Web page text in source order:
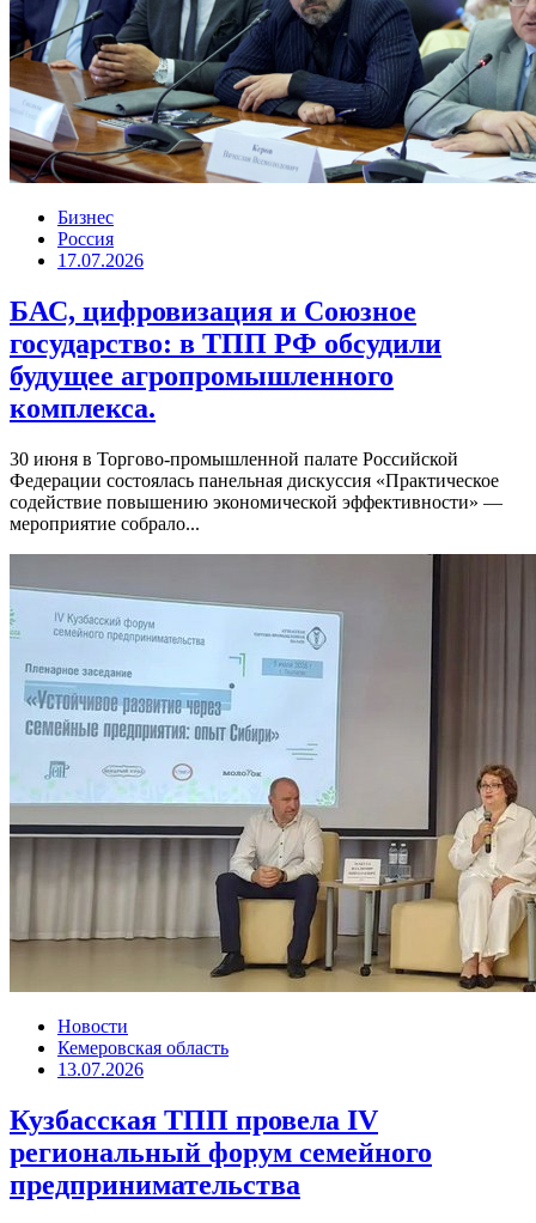
Бизнес
Россия
17.07.2026
БАС, цифровизация и Союзное
государство: в ТПП РФ обсудили
будущее агропромышленного
комплекса.
30 июня в Торгово-промышленной палате Российской
Федерации состоялась панельная дискуссия «Практическое
содействие повышению экономической эффективности» —
мероприятие собрало...
Новости
Кемеровская область
13.07.2026
Кузбасская ТПП провела IV
региональный форум семейного
предпринимательства